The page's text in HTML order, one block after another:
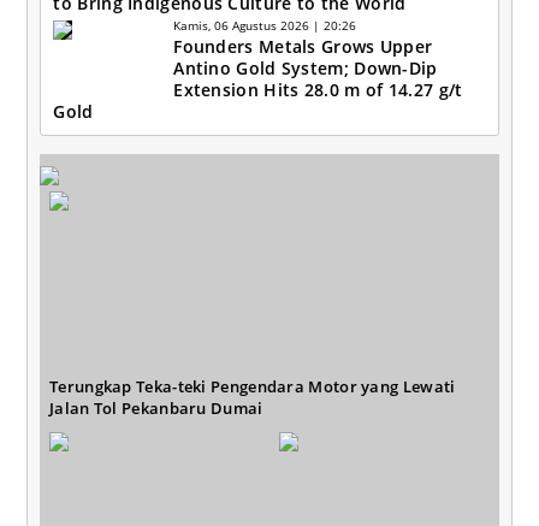
Kamis, 06 Agustus 2026 | 20:26
Founders Metals Grows Upper
Antino Gold System; Down-Dip
Extension Hits 28.0 m of 14.27 g/t
Gold
Terungkap Teka-teki Pengendara Motor yang Lewati
Jalan Tol Pekanbaru Dumai